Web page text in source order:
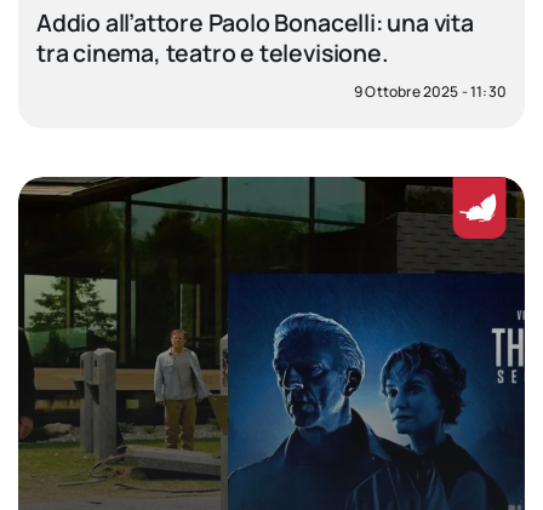
Addio all’attore Paolo Bonacelli: una vita
tra cinema, teatro e televisione.
9 Ottobre 2025 - 11:30